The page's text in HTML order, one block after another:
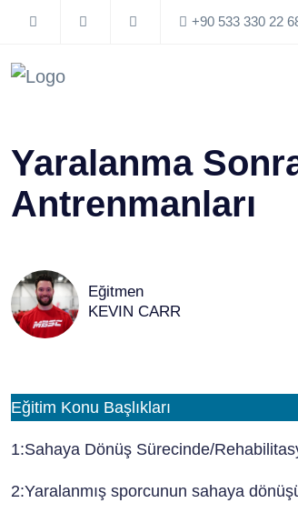
+90 533 330 22
Yaralanma
Antrenmanları
Eğitmen
KEVIN CARR
Eğitim Konu Başlıkları
1:Sahaya Dönüş Sürecinde/
2:Yaralanmış sporcunun sahaya